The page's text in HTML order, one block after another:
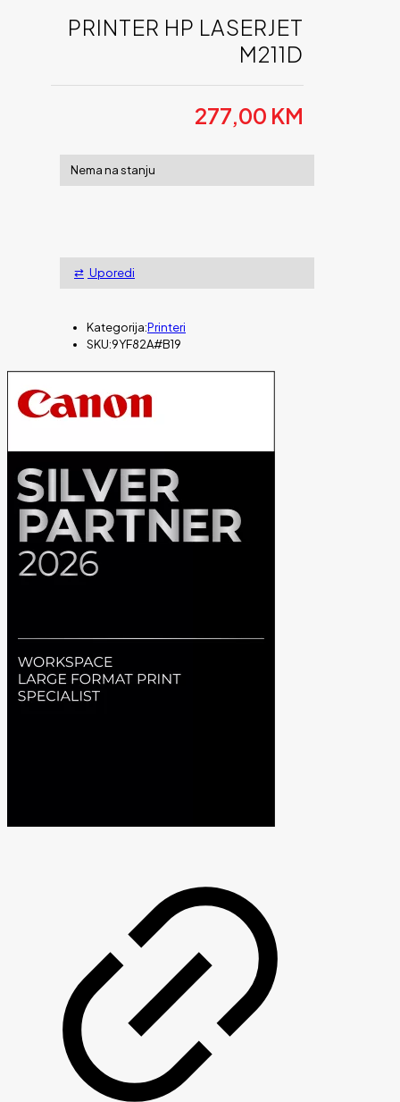
PRINTER HP LASERJET
M211D
277,00 KM
Nema na stanju
Uporedi
Kategorija:Printeri
SKU:9YF82A#B19